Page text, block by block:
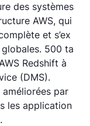
des systèmes
AWS, qui
et s’ex
500 ta
Redshift à
(DMS).
par
les application